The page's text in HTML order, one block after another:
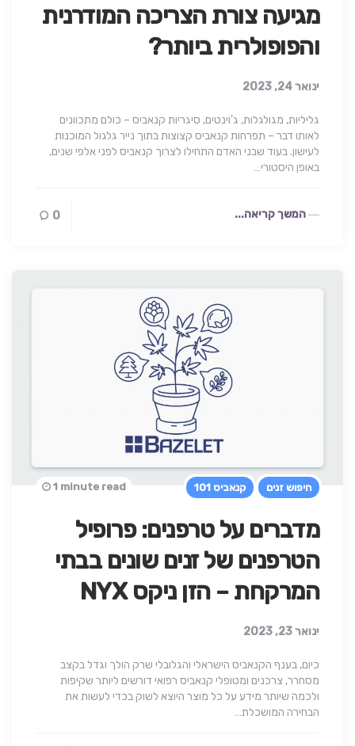
מגיעה צורת הצריכה המודרנית
והפופולרית ביותר?
ינואר 24, 2023
גליליות, מגולגלות, ג’וינטים, סיגריות קנאביס – כולם מתכוונים
לאותו דבר – תפרחות קנאביס קצוצות בתוך נייר גלגול המוכנות
לעישון. בעוד שבני האדם התחילו לצרוך קנאביס לפני אלפי שנים,
באופן היסטורי…
המשך קריאה... 0
חיפוש זנים קנאביס 101
מדברים על טרפנים: פרופיל
הטרפנים של זנים שונים בבתי
המרקחת – הזן ניקס NYX
ינואר 23, 2023
1 minute read
כיום, בענף הקנאביס הישראלי והגלובלי שרק הולך וגדל בקצב
מסחרר, צרכנים ומטופלי קנאביס רפואי דורשים ליותר שקיפות
ולכמה שיותר מידע על כל מוצר היוצא לשוק בכדי לעשות את
הבחירה המושכלת…